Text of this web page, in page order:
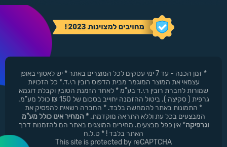
* זמן הכנה - עד 7 ימי עסקים לכל המוצרים באתר * יש לאסוף באופן
עצמאי את המוצר המוגמר מבית הדפוס רובין ר.י.ד.* כל הזכויות
שמורות לחברת רובין ר.י.ד בע"מ * לאחר הזמנת הטובין וקבלת דוגמא
גרפית ( סקיצה ). ביטול ההזמנה יחוייב בסכום של 150 ₪ כולל מע"מ.
* התמונות באתר להמחשה בלבד. * החברה רשאית להפסיק את
המבצעים בכל עת וללא התראה מוקדמת. * המחיר אינו כולל מע"מ
וגרפיקה* אין כפל מבצעים. מחירים המוצגים באתר הם להזמנות דרך
האתר בלבד ! * ט.ל.ח
This site is protected by reCAPTCHA